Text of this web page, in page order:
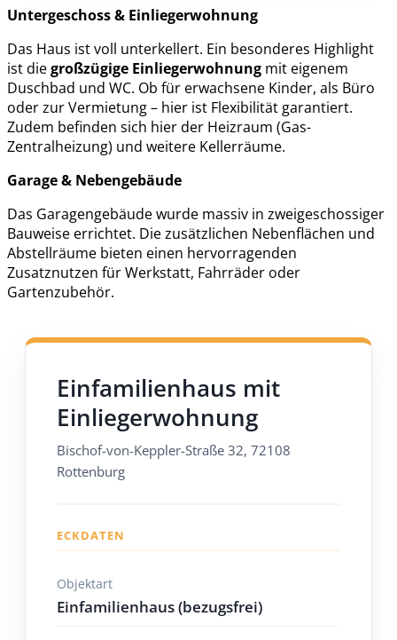
Untergeschoss & Einliegerwohnung
Das Haus ist voll unterkellert. Ein besonderes Highlight
ist diegroßzügige Einliegerwohnung mit eigenem
Duschbad und WC. Ob für erwachsene Kinder, als Büro
oder zur Vermietung – hier ist Flexibilität garantiert.
Zudem befinden sich hier der Heizraum (Gas-
Zentralheizung) und weitere Kellerräume.
Garage & Nebengebäude
Das Garagengebäude wurde massiv in zweigeschossiger
Bauweise errichtet. Die zusätzlichen Nebenflächen und
Abstellräume bieten einen hervorragenden
Zusatznutzen für Werkstatt, Fahrräder oder
Gartenzubehör.
Einfamilienhaus mit
Einliegerwohnung
Bischof-von-Keppler-Straße 32, 72108
Rottenburg
ECKDATEN
Objektart
Einfamilienhaus (bezugsfrei)